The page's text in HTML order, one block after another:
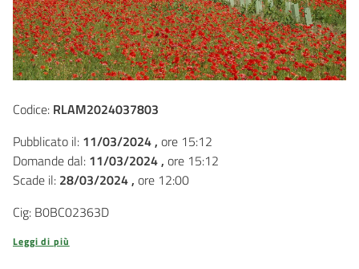
Codice: RLAM2024037803
Pubblicato il: 11/03/2024 , ore 15:12
Domande dal: 11/03/2024 , ore 15:12
Scade il: 28/03/2024 , ore 12:00
Cig: B0BC02363D
Leggi di più